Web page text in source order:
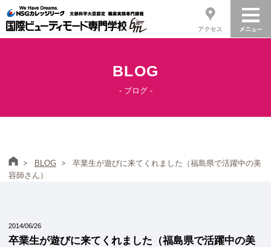
BLOG
- ブログ -
ホームBLOG
卒業生が遊びに来てくれました（福島県で活躍中の美
容師さん）
2014/06/26
卒業生が遊びに来てくれました（福島県で活躍中の美